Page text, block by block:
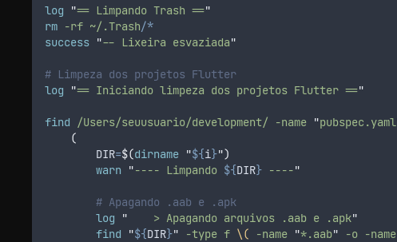
log "== Limpando Trash =="
rm -rf ~/.Trash/*
success "-- Lixeira esvaziada"
# Limpeza dos projetos Flutter
log
"== Iniciando limpeza dos projetos Flutter =="
find /Users/seuusuario/development/ -name "pubspec.yaml
(
DIR=$(dirname "${i}")
warn
"---- Limpando ${DIR} ----"
# Apagando .aab e .apk
log
"
    > Apagando arquivos .aab e .apk
"
find
"${DIR}" -type f \( -name "*.aab" -o -name